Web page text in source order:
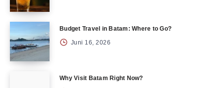
Budget Travel in Batam: Where to Go?
Juni 16, 2026
Why Visit Batam Right Now?